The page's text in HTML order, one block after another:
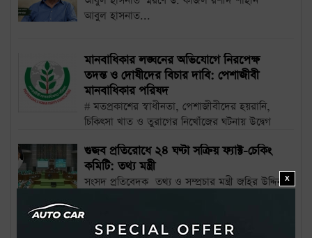
আবুল হাসনাত...
মানবাধিকার লঙ্ঘনের অভিযোগে নিরপেক্ষ
তদন্ত ও দোষীদের বিচার দাবি: পেশাজীবী
মানবাধিকার পরিষদ
# মতপ্রকাশের স্বাধীনতা, পেশাজীবীদের হয়রানি,
চিকিৎসা খাত ও তুরাগের নিখোঁজের ঘটনায় উদ্বেগ
গুজব প্রতিরোধে ২৪ ঘণ্টা সক্রিয় ফ্যাক্ট-চেকিং
কমিটি: তথ্য মন্ত্রী
সংসদ প্রতিবেদক তথ্য ও সম্প্রচার মন্ত্রী জহির উদ্দিন
যোগাযোগমাধ্যম...
X